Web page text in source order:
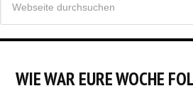
WIE WAR EURE WOCHE